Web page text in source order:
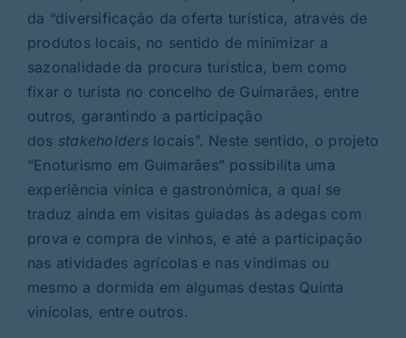
da “diversificação da oferta turística, através de
produtos locais, no sentido de minimizar a
sazonalidade da procura turística, bem como
fixar o turista no concelho de Guimarães, entre
outros, garantindo a participação
dos stakeholders locais”. Neste sentido, o projeto
“Enoturismo em Guimarães” possibilita uma
experiência vínica e gastronómica, a qual se
traduz ainda em visitas guiadas às adegas com
prova e compra de vinhos, e até a participação
nas atividades agrícolas e nas vindimas ou
mesmo a dormida em algumas destas Quinta
vinícolas, entre outros.